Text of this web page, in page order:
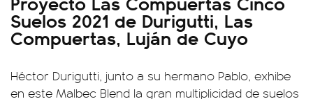
Suelos 2021 de Durigutti, Las
Compuertas, Luján de Cuyo
Héctor Durigutti, junto a su hermano Pablo, exhibe
en este Malbec Blend la gran multiplicidad de suelos